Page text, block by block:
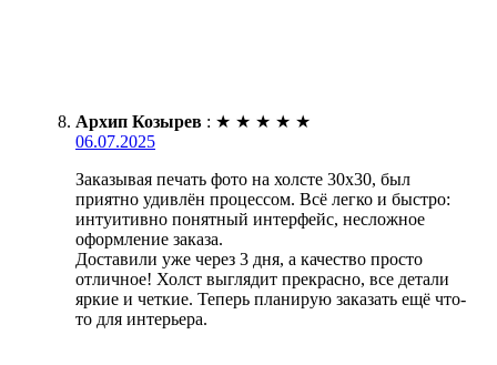
Архип Козырев : ★ ★ ★ ★ ★
06.07.2025
Заказывая печать фото на холсте 30х30, был
приятно удивлён процессом. Всё легко и быстро:
интуитивно понятный интерфейс, несложное
оформление заказа.
Доставили уже через 3 дня, а качество просто
отличное! Холст выглядит прекрасно, все детали
яркие и четкие. Теперь планирую заказать ещё что-
то для интерьера.